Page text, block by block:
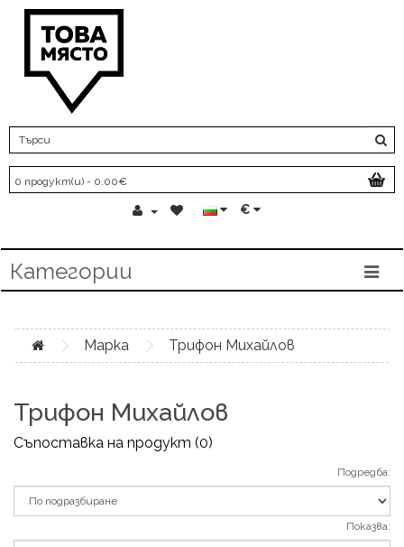
0 продукт(и) - 0.00€
€
Категории
Марка Трифон Михайлов
Трифон Михайлов
Съпоставка на продукт (0)
Подредба:
Показва: